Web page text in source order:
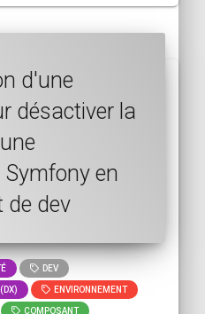
d'une
désactiver la
en
de dev
DEV
ENVIRONNEMENT
COMPOSANT